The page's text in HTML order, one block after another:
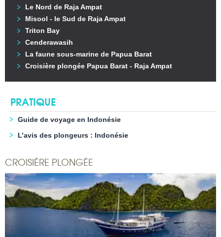
Le Nord de Raja Ampat
Misool - le Sud de Raja Ampat
Triton Bay
Cenderawasih
La faune sous-marine de Papua Barat
Croisière plongée Papua Barat - Raja Ampat
PRATIQUE
Guide de voyage en Indonésie
L’avis des plongeurs : Indonésie
CROISIÈRE PLONGÉE